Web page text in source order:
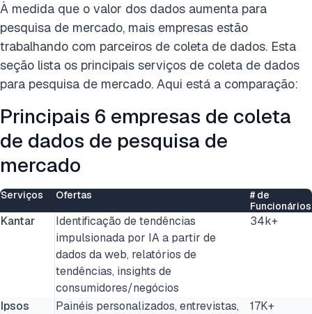
À medida que o valor dos dados aumenta para
pesquisa de mercado, mais empresas estão
trabalhando com parceiros de coleta de dados. Esta
seção lista os principais serviços de coleta de dados
para pesquisa de mercado. Aqui está a comparação:
Principais 6 empresas de coleta
de dados de pesquisa de
mercado
Serviços Ofertas
# de
Funcionários
Kantar
Identificação de tendências
impulsionada por IA a partir de
dados da web, relatórios de
tendências, insights de
consumidores/negócios
34k+
Ipsos Painéis personalizados, entrevistas, 17K+